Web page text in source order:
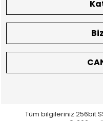
Tüm bilgileriniz 256bit